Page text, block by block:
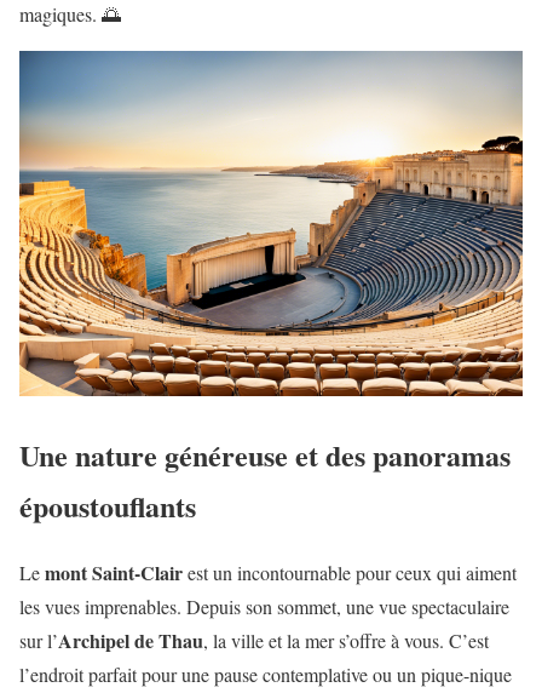
magiques. 🌅
Une nature généreuse et des panoramas
époustouflants
Lemont Saint-Clairest un incontournable pour ceux qui aiment
les vues imprenables. Depuis son sommet, une vue spectaculaire
sur l’Archipel de Thau, la ville et la mer s’offre à vous. C’est
l’endroit parfait pour une pause contemplative ou un pique-nique